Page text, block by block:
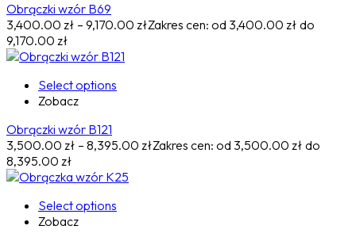
Obrączki wzór B69
3,400.00 zł – 9,170.00 złZakres cen: od 3,400.00 zł do
9,170.00 zł
Select options
Zobacz
Obrączki wzór B121
3,500.00 zł – 8,395.00 złZakres cen: od 3,500.00 zł do
8,395.00 zł
Select options
Zobacz